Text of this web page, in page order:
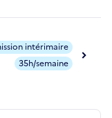
intérimaire
35h/semaine